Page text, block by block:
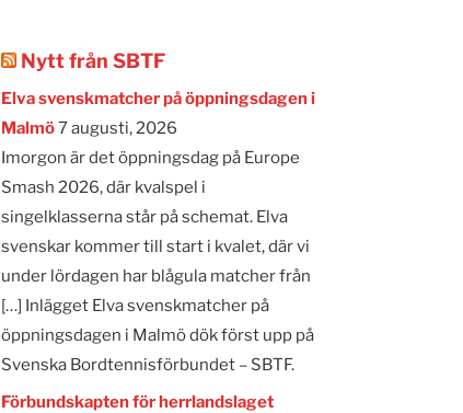
Nytt från SBTF
Elva svenskmatcher på öppningsdagen i
Malmö7 augusti, 2026
Imorgon är det öppningsdag på Europe
Smash 2026, där kvalspel i
singelklasserna står på schemat. Elva
svenskar kommer till start i kvalet, där vi
under lördagen har blågula matcher från
[…] Inlägget Elva svenskmatcher på
öppningsdagen i Malmö dök först upp på
Svenska Bordtennisförbundet – SBTF.
Förbundskapten för herrlandslaget